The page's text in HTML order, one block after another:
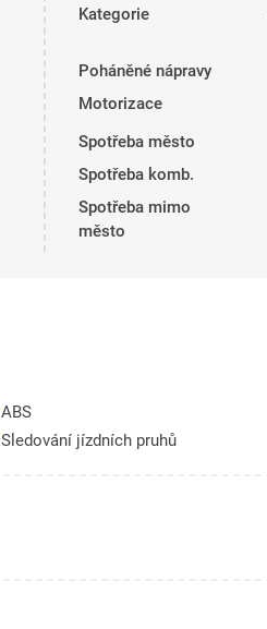
Kategorie
Poháněné nápravy
Motorizace
Spotřeba město
Spotřeba komb.
Spotřeba mimo
město
ABS
Sledování jízdních pruhů